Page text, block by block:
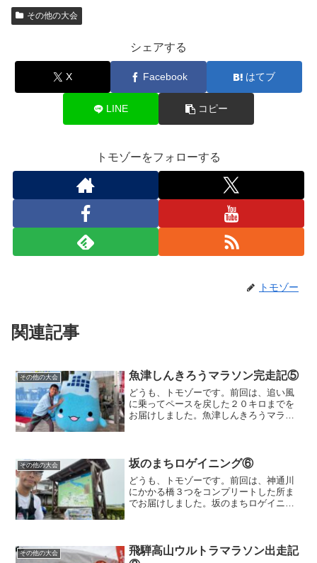
その他の大会
シェアする
X Facebook はてブ
LINE コピー
トモゾーをフォローする
トモゾー
関連記事
その他の大会 魚津しんきろうマラソン完走記⑤
どうも、トモゾーです。前回は、追い風
に乗ってペースを戻した２０キロまでを
お届けしました。魚津しんきろうマラソ
だき、引っ張ってもらい...
その他の大会 坂のまちロゲイニング⑥
どうも、トモゾーです。前回は、神通川
にかかる橋３つをコンプリートした所ま
でお届けしました。坂のまちロゲイニン
する必要がありましたが...
その他の大会
飛騨高山ウルトラマラソン出走記